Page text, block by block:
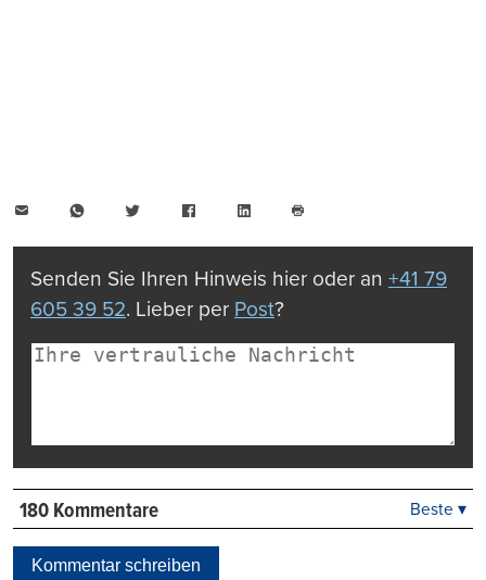
WhatsAppTwitter FacebookLinkedIn
drucken
Senden Sie Ihren Hinweis hier oder an +41 79
605 39 52. Lieber per Post?
180 Kommentare Beste ▾
Kommentar schreiben